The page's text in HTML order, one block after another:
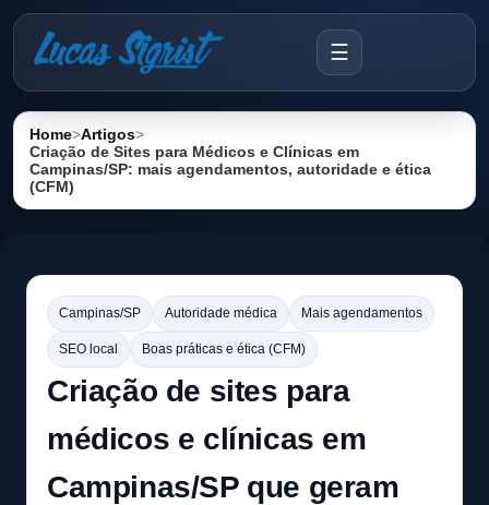
☰
Home>Artigos>
Criação de Sites para Médicos e Clínicas em
Campinas/SP: mais agendamentos, autoridade e ética
(CFM)
Campinas/SP Autoridade médica Mais agendamentos
SEO local Boas práticas e ética (CFM)
Criação de sites para
médicos e clínicas em
Campinas/SP que geram